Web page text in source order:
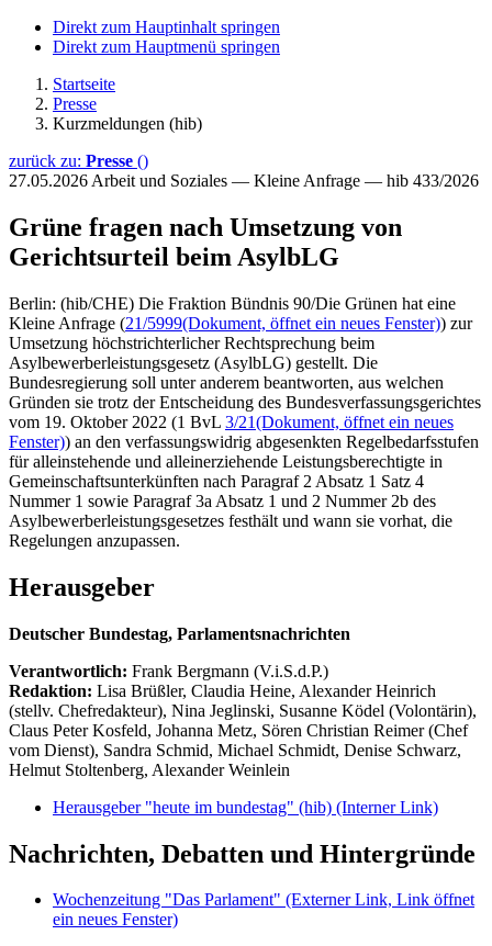
Direkt zum Hauptinhalt springen
Direkt zum Hauptmenü springen
Startseite
Presse
Kurzmeldungen (hib)
zurück zu: Presse ()
27.05.2026 Arbeit und Soziales — Kleine Anfrage — hib 433/2026
Grüne fragen nach Umsetzung von
Gerichtsurteil beim AsylbLG
Berlin: (hib/CHE) Die Fraktion Bündnis 90/Die Grünen hat eine
Kleine Anfrage (21/5999(Dokument, öffnet ein neues Fenster)) zur
Umsetzung höchstrichterlicher Rechtsprechung beim
Asylbewerberleistungsgesetz (AsylbLG) gestellt. Die
Bundesregierung soll unter anderem beantworten, aus welchen
Gründen sie trotz der Entscheidung des Bundesverfassungsgerichtes
vom 19. Oktober 2022 (1 BvL 3/21(Dokument, öffnet ein neues
Fenster)) an den verfassungswidrig abgesenkten Regelbedarfsstufen
für alleinstehende und alleinerziehende Leistungsberechtigte in
Gemeinschaftsunterkünften nach Paragraf 2 Absatz 1 Satz 4
Nummer 1 sowie Paragraf 3a Absatz 1 und 2 Nummer 2b des
Asylbewerberleistungsgesetzes festhält und wann sie vorhat, die
Regelungen anzupassen.
Herausgeber
Deutscher Bundestag, Parlamentsnachrichten
Verantwortlich: Frank Bergmann (V.i.S.d.P.)
Redaktion: Lisa Brüßler, Claudia Heine, Alexander Heinrich
(stellv. Chefredakteur), Nina Jeglinski, Susanne Ködel (Volontärin),
Claus Peter Kosfeld, Johanna Metz, Sören Christian Reimer (Chef
vom Dienst), Sandra Schmid, Michael Schmidt, Denise Schwarz,
Helmut Stoltenberg, Alexander Weinlein
Herausgeber "heute im bundestag" (hib) (Interner Link)
Nachrichten, Debatten und Hintergründe
Wochenzeitung "Das Parlament" (Externer Link, Link öffnet
ein neues Fenster)